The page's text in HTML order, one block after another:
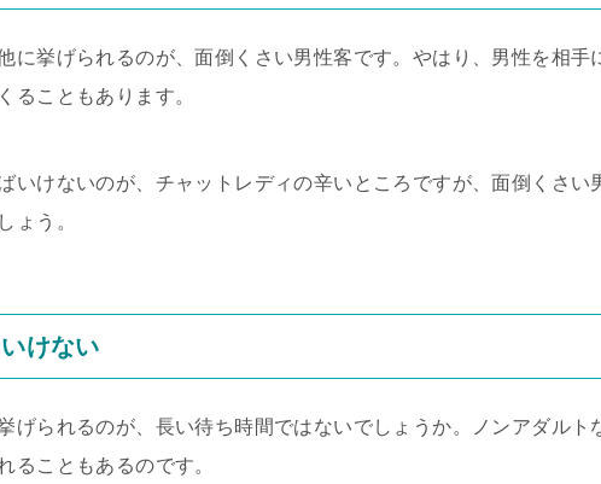
に挙げられるのが、面倒くさい男性客です。やはり、男性を相手
ることもあります。
いけないのが、チャットレディの辛いところですが、面倒くさい
ょう。
けない
げられるのが、長い待ち時間ではないでしょうか。ノンアダルト
ることもあるのです。